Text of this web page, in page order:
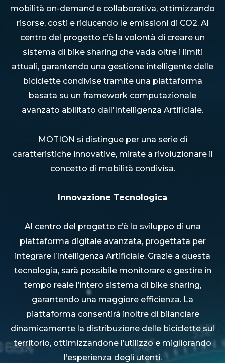
mobilità on-demand e collaborativa, ottimizzando
risorse, costi e riducendo le emissioni di CO2. Al
centro del progetto c’è la volontà di creare un
sistema di bike sharing che vada oltre i limiti
attuali, garantendo una gestione intelligente delle
biciclette condivise tramite una piattaforma
basata su un framework computazionale
avanzato abilitato dall'Intelligenza Artificiale.
MOTION si distingue per una serie di
caratteristiche innovative, mirate a rivoluzionare il
concetto di mobilità condivisa.
Innovazione Tecnologica
Al centro del progetto c’è lo sviluppo di una
piattaforma digitale avanzata, progettata per
integrare l’Intelligenza Artificiale. Grazie a questa
tecnologia, sarà possibile monitorare e gestire in
tempo reale l’intero sistema di bike sharing,
garantendo una maggiore efficienza. La
piattaforma consentirà inoltre di bilanciare
dinamicamente la distribuzione delle biciclette sul
territorio, ottimizzandone l’utilizzo e migliorando
l’esperienza degli utenti.